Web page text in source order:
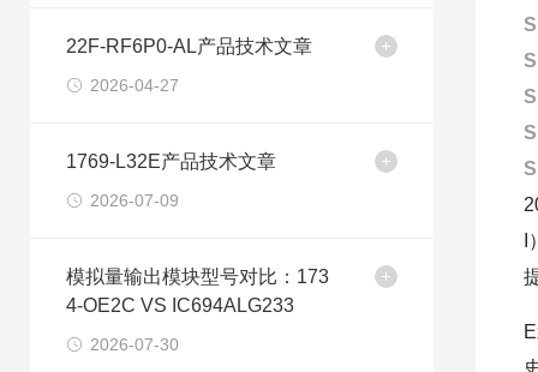
22F-RF6P0-AL产品技术文章
2026-04-27
1769-L32E产品技术文章
2026-07-09
模拟量输出模块型号对比：173
4-OE2C VS IC694ALG233
2026-07-30